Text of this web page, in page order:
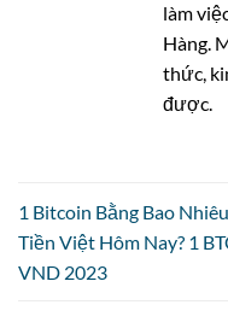
làm
Hàng.
thức,
được.
1 Bitcoin Bằng Bao Nhiêu
Tiền Việt Hôm Nay? 1
VND 2023